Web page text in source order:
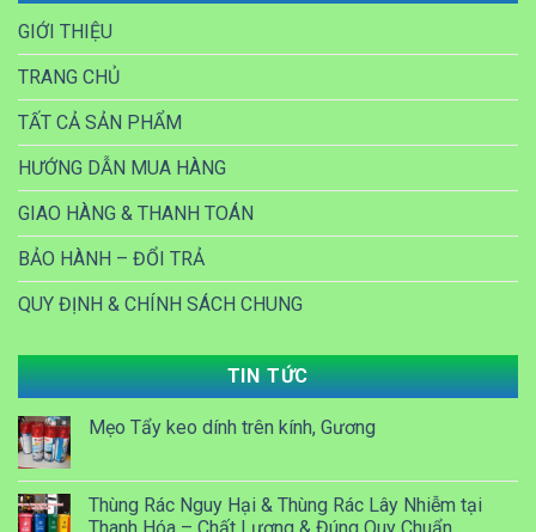
GIỚI THIỆU
TRANG CHỦ
TẤT CẢ SẢN PHẨM
HƯỚNG DẪN MUA HÀNG
GIAO HÀNG & THANH TOÁN
BẢO HÀNH – ĐỔI TRẢ
QUY ĐỊNH & CHÍNH SÁCH CHUNG
TIN TỨC
Mẹo Tẩy keo dính trên kính, Gương
Thùng Rác Nguy Hại & Thùng Rác Lây Nhiễm tại